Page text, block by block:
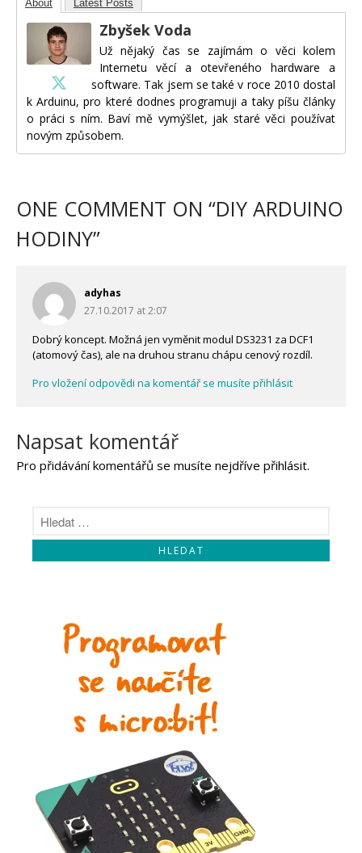
About Latest Posts
Zbyšek Voda
Už nějaký čas se zajímám o věci kolem
Internetu věcí a otevřeného hardware a
software. Tak jsem se také v roce 2010 dostal
k Arduinu, pro které dodnes programuji a taky píšu články
o práci s ním. Baví mě vymýšlet, jak staré věci používat
novým způsobem.
ONE COMMENT ON “DIY ARDUINO
HODINY”
adyhas
27.10.2017 at 2:07
Dobrý koncept. Možná jen vyměnit modul DS3231 za DCF1
(atomový čas), ale na druhou stranu chápu cenový rozdíl.
Pro vložení odpovědi na komentář se musíte přihlásit
Napsat komentář
Pro přidávání komentářů se musíte nejdříve přihlásit.